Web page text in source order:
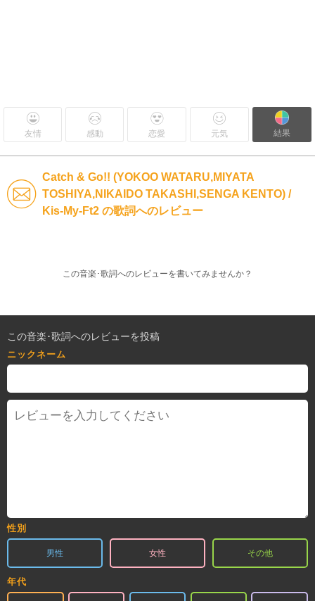
友情 感動 恋愛 元気 結果
Catch & Go!! (YOKOO WATARU,MIYATA
TOSHIYA,NIKAIDO TAKASHI,SENGA KENTO) /
Kis-My-Ft2 の歌詞へのレビュー
この音楽･歌詞へのレビューを書いてみませんか？
この音楽･歌詞へのレビューを投稿
ニックネーム
性別
男性 女性 その他
年代